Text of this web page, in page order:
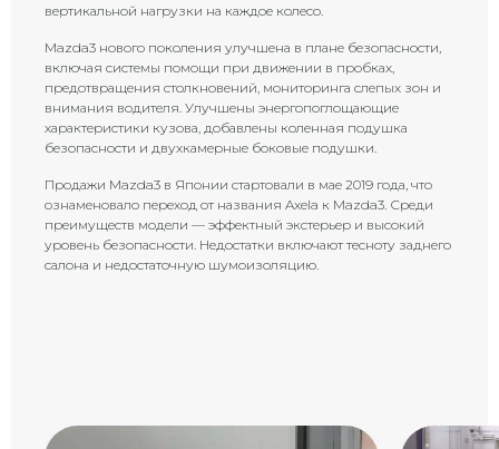
вертикальной нагрузки на каждое колесо.
Mazda3 нового поколения улучшена в плане безопасности,
включая системы помощи при движении в пробках,
предотвращения столкновений, мониторинга слепых зон и
внимания водителя. Улучшены энергопоглощающие
характеристики кузова, добавлены коленная подушка
безопасности и двухкамерные боковые подушки.
Продажи Mazda3 в Японии стартовали в мае 2019 года, что
ознаменовало переход от названия Axela к Mazda3. Среди
преимуществ модели — эффектный экстерьер и высокий
уровень безопасности. Недостатки включают тесноту заднего
салона и недостаточную шумоизоляцию.